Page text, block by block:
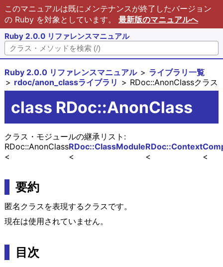
このマニュアルは既にメンテナンスが終了したバージョン
の Ruby を対象としています。 最新版のマニュアルへ
Ruby 2.0.0 リファレンスマニュアル
Ruby 2.0.0 リファレンスマニュアル
ライブラリ一覧
rdoc/anon_classライブラリ
RDoc::AnonClassクラス
class RDoc::AnonClass
クラス・モジュールの継承リスト:
RDoc::Context
RDoc::ClassModule
RDoc::AnonClass
要約
匿名クラスを表現するクラスです。
現在は使用されていません。
目次